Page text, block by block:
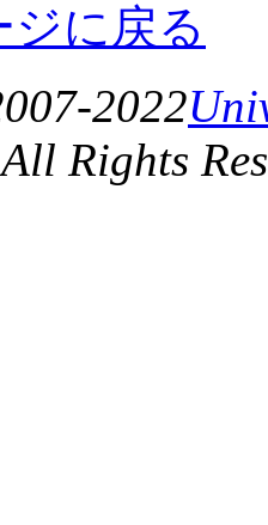
に戻る
2022
All Rights